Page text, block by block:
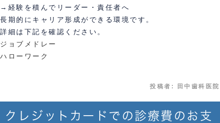
→経験を積んでリーダー・責任者へ
長期的にキャリア形成ができる環境です。
詳細は下記を確認ください。
ジョブメドレー
ハローワーク
投稿者: 田中歯科医院
クレジットカードでの診療費のお支